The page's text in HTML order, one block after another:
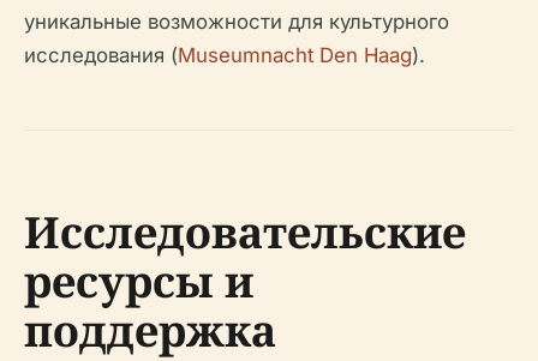
уникальные возможности для культурного
исследования (Museumnacht Den Haag).
Исследовательские
ресурсы и
поддержка